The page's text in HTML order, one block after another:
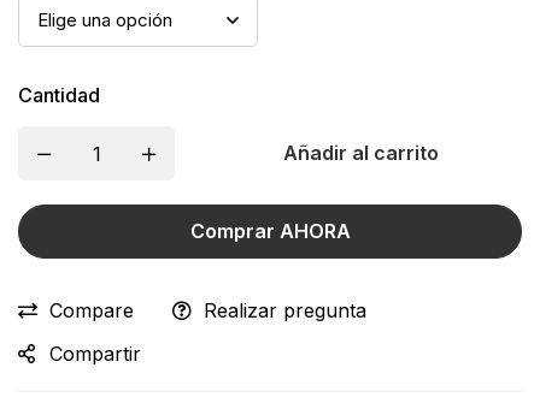
Cantidad
Añadir al carrito
Comprar AHORA
Compare
Realizar pregunta
Compartir